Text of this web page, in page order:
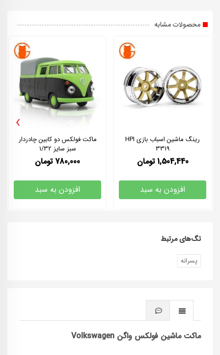
محصولات مشابه
رینگ ماشین اسباب بازی HPI
3319
1,504,440 تومان
افزودن به سبد
ماکت فولکس دو کابین چادردار
سبز سایز 1/32
780,000 تومان
افزودن به سبد
›
تگ‌های مرتبط
پسرانه
ماکت ماشین فولکس واگن Volkswagen